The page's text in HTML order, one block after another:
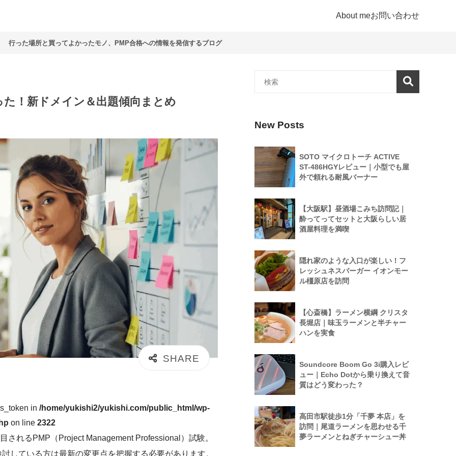
About meお問い合わせ
行った場所と買ってよかったモノ、PMP合格への情報を発信するブログ
！新ドメイン＆出題傾向まとめ
in /home/yukishi2/yukishi.com/public_html/wp-
on line 2322
されるPMP（Project Management Professional）試験。
している方は最新の変更点を把握する必要があります。
New Posts
SOTO マイクロトーチ ACTIVE
ST-486HGYレビュー｜小型でも屋
外で頼れる耐風バーナー
【大阪駅】昼酒場こみち訪問記｜
酔ってってセットと大阪らしい居
酒屋料理を満喫
隠れ家のような入口が楽しい！フ
レッシュネスバーガー イオンモー
ル橿原店を訪問
【心斎橋】ラーメン横綱 クリスタ
長堀店｜味玉ラーメンと半チャー
ハンを実食
Soundcore Boom Go 3i購入レビ
ュー｜Echo Dotから乗り換えて音
質はどう変わった？
高田市駅徒歩1分「千夢 本店」を
訪問｜尾道ラーメンを思わせる千
夢ラーメンとねぎチャーシュー丼